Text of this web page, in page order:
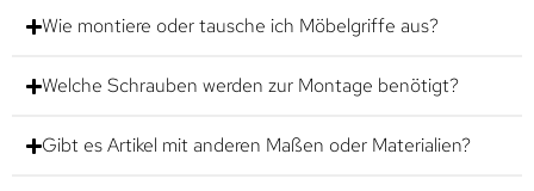
Wie montiere oder tausche ich Möbelgriffe aus?
Welche Schrauben werden zur Montage benötigt?
Gibt es Artikel mit anderen Maßen oder Materialien?